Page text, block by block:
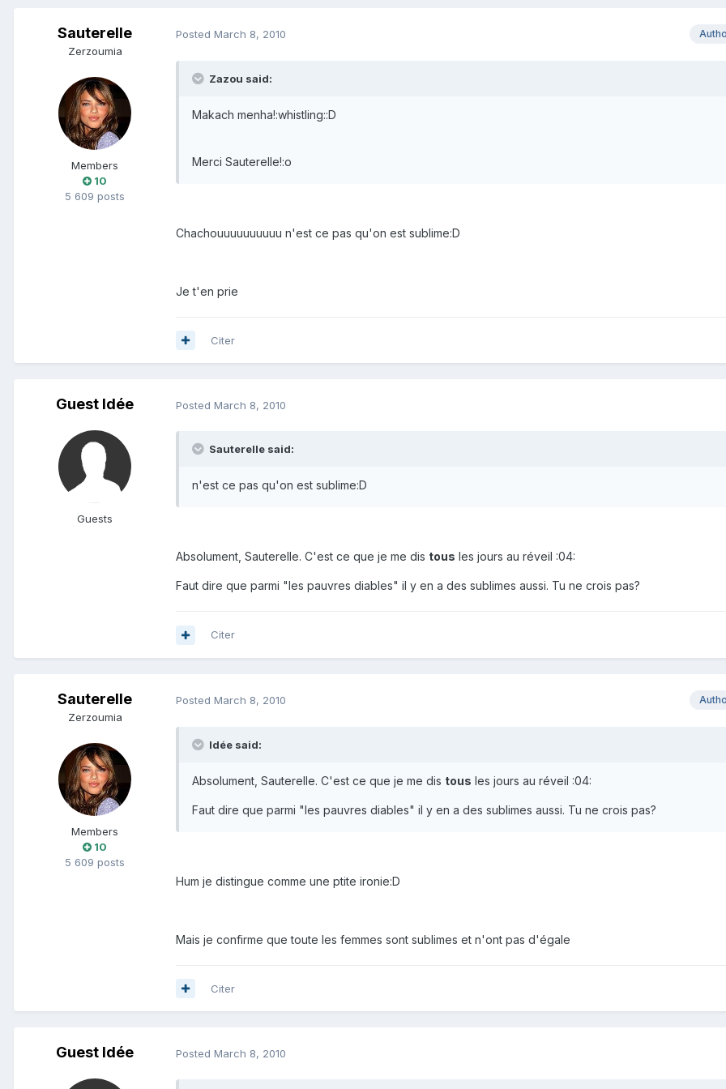
Sauterelle
Zerzoumia
Members
10
5 609 posts
Posted March 8, 2010
Zazou said:
Makach menha!:whistling::D
Merci Sauterelle!:o
Chachouuuuuuuuuu n'est ce pas qu'on est sublime:D
Je t'en prie
Citer
Guest Idée
Guests
Posted March 8, 2010
Sauterelle said:
n'est ce pas qu'on est sublime:D
Absolument, Sauterelle. C'est ce que je me dis tous les jours au réveil :04:
Faut dire que parmi "les pauvres diables" il y en a des sublimes aussi. Tu ne crois pas?
Citer
Sauterelle
Zerzoumia
Members
10
5 609 posts
Posted March 8, 2010
Idée said:
Absolument, Sauterelle. C'est ce que je me dis tous les jours au réveil :04:
Faut dire que parmi "les pauvres diables" il y en a des sublimes aussi. Tu ne crois pas?
Hum je distingue comme une ptite ironie:D
Mais je confirme que toute les femmes sont sublimes et n'ont pas d'égale
Citer
Guest Idée Posted March 8, 2010